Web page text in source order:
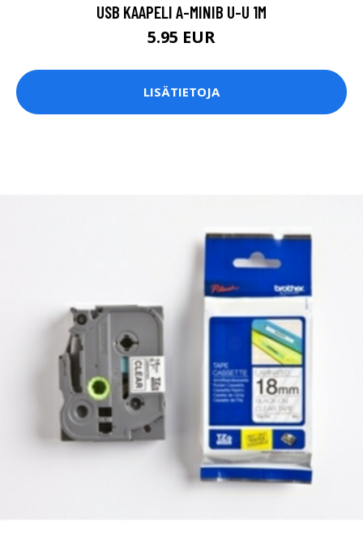
USB KAAPELI A-MINIB U-U 1M
5.95 EUR
LISÄTIETOJA